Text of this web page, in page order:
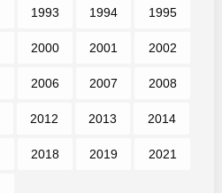
1993 1994 1995
2000 2001 2002
2006 2007 2008
2012 2013 2014
2018 2019 2021